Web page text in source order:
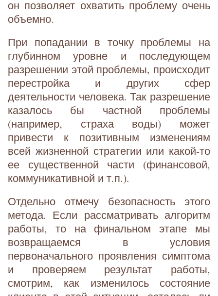
он позволяет охватить проблему очень
объемно.
При попадании в точку проблемы на
глубинном уровне и последующем
разрешении этой проблемы, происходит
перестройка и других сфер
деятельности человека. Так разрешение
казалось бы частной проблемы
(например, страха воды) может
привести к позитивным изменениям
всей жизненной стратегии или какой-то
ее существенной части (финансовой,
коммуникативной и т.п.).
Отдельно отмечу безопасность этого
метода. Если рассматривать алгоритм
работы, то на финальном этапе мы
возвращаемся в условия
первоначального проявления симптома
и проверяем результат работы,
смотрим, как изменилось состояние